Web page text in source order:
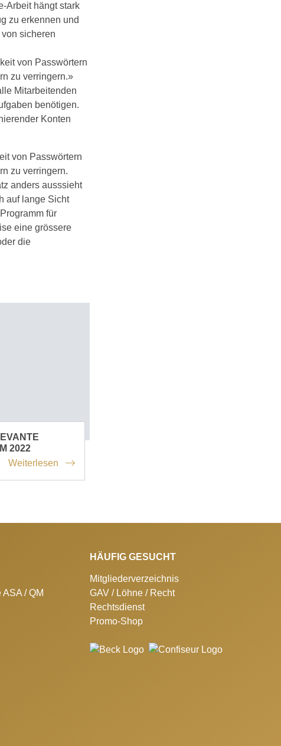
Arbeit hängt stark
zu erkennen und
sicheren
von Passwörtern
zu verringern.»
Mitarbeitenden
benötigen.
Konten
von Passwörtern
zu verringern.
anders ausssieht
auf lange Sicht
für
eine grössere
die
2022
Weiterlesen
/ QM
HÄUFIG GESUCHT
Mitgliederverzeichnis
GAV / Löhne / Recht
Rechtsdienst
Promo-Shop